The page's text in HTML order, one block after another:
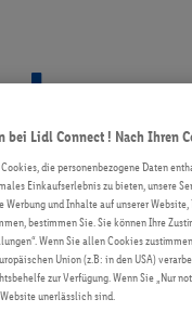
unbegrenztes
bei Lidl Connect ! Nach Ihren
die personenbezogene Daten
Einkaufserlebnis zu bieten, unsere
und Inhalte auf unserer
bestimmen Sie. Sie können Ihre
Wenn Sie allen Cookies
Union (z.B: in den USA)
zur Verfügung. Wenn Sie „Nur
unerlässlich sind.